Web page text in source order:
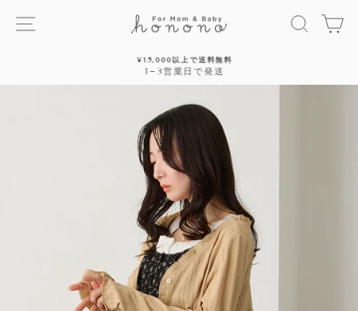
サイトナビゲーション 探す
停
止
¥15,000以上で送料無料
1~3営業日で発送